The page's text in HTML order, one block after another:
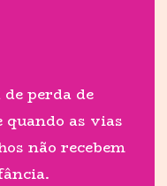
perda de
quando as vias
não recebem